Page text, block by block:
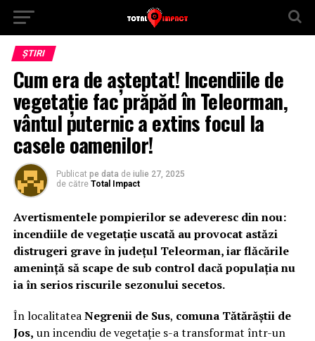
ȘTIRI
Cum era de așteptat! Incendiile de
vegetație fac prăpăd în Teleorman,
vântul puternic a extins focul la
casele oamenilor!
Publicat pe data de iulie 27, 2025
de către Total Impact
Avertismentele pompierilor se adeveresc din nou:
incendiile de vegetație uscată au provocat astăzi
distrugeri grave în județul Teleorman, iar flăcările
amenință să scape de sub control dacă populația nu
ia în serios riscurile sezonului secetos.
În localitateaNegrenii de Sus, comuna Tătărăștii de
Jos, un incendiu de vegetație s-a transformat într-un